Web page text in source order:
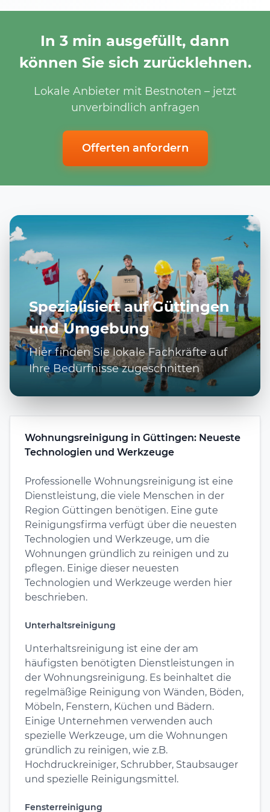
In 3 min ausgefüllt, dann
können Sie sich zurücklehnen.
Lokale Anbieter mit Bestnoten – jetzt
unverbindlich anfragen
Offerten anfordern
Spezialisiert auf Güttingen
und Umgebung
Hier finden Sie lokale Fachkräfte auf
Ihre Bedürfnisse zugeschnitten
Wohnungsreinigung in Güttingen: Neueste
Technologien und Werkzeuge
Professionelle Wohnungsreinigung ist eine
Dienstleistung, die viele Menschen in der
Region Güttingen benötigen. Eine gute
Reinigungsfirma verfügt über die neuesten
Technologien und Werkzeuge, um die
Wohnungen gründlich zu reinigen und zu
pflegen. Einige dieser neuesten
Technologien und Werkzeuge werden hier
beschrieben.
Unterhaltsreinigung
Unterhaltsreinigung ist eine der am
häufigsten benötigten Dienstleistungen in
der Wohnungsreinigung. Es beinhaltet die
regelmäßige Reinigung von Wänden, Böden,
Möbeln, Fenstern, Küchen und Bädern.
Einige Unternehmen verwenden auch
spezielle Werkzeuge, um die Wohnungen
gründlich zu reinigen, wie z.B.
Hochdruckreiniger, Schrubber, Staubsauger
und spezielle Reinigungsmittel.
Fensterreinigung